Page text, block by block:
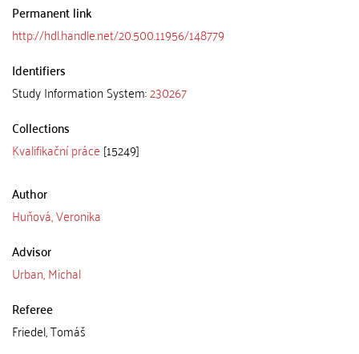
Permanent link
http://hdl.handle.net/20.500.11956/148779
Identifiers
Study Information System:230267
Collections
Kvalifikační práce [15249]
Author
Huňová, Veronika
Advisor
Urban, Michal
Referee
Friedel, Tomáš